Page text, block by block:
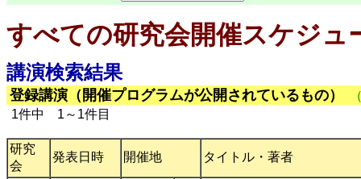
すべての研究会開催スケジュ
講演検索結果
登録講演（開催プログラムが公開されているもの）
1件中 1～1件目
研究
会
発表日時 開催地 タイトル・著者